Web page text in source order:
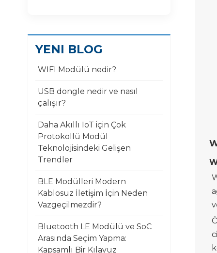
YENI BLOG
WIFI Modülü nedir?
USB dongle nedir ve nasıl
çalışır?
Daha Akıllı IoT için Çok
Protokollü Modül
Teknolojisindeki Gelişen
Trendler
BLE Modülleri Modern
Kablosuz İletişim İçin Neden
Vazgeçilmezdir?
Bluetooth LE Modülü ve SoC
Arasında Seçim Yapma:
Kapsamlı Bir Kılavuz